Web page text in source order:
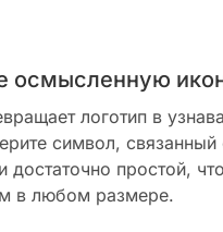
осмысленную
логотип в
символ,
достаточно простой,
в любом размере.